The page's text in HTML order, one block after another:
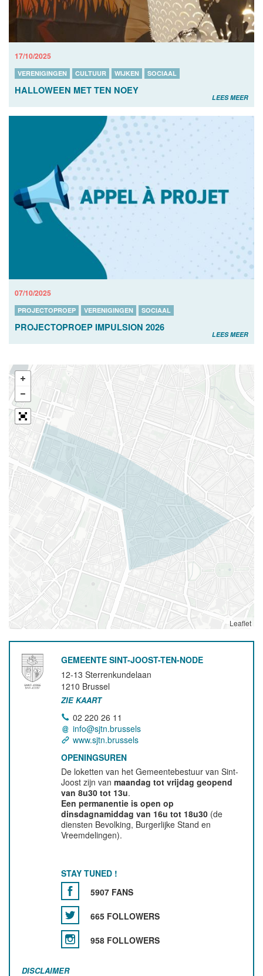
17/10/2025
VERENIGINGEN CULTUUR WIJKEN SOCIAAL
HALLOWEEN MET TEN NOEY
LEES MEER
07/10/2025
PROJECTOPROEP VERENIGINGEN SOCIAAL
PROJECTOPROEP IMPULSION 2026
LEES MEER
Leaflet
GEMEENTE SINT-JOOST-TEN-NODE
12-13 Sterrenkundelaan
1210 Brussel
ZIE KAART
02 220 26 11
info@sjtn.brussels
www.sjtn.brussels
OPENINGSUREN
De loketten van het Gemeentebestuur van Sint-
Joost zijn vanmaandag tot vrijdag geopend
van 8u30 tot 13u.
Een permanentie is open op
dinsdagnamiddag van 16u tot 18u30 (de
diensten Bevolking, Burgerlijke Stand en
Vreemdelingen).
STAY TUNED !
5907 FANS
665 FOLLOWERS
958 FOLLOWERS
DISCLAIMER